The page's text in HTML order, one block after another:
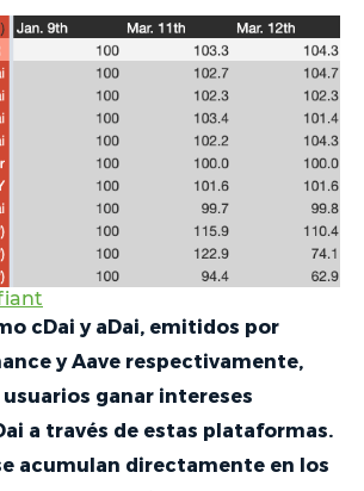
cDai y aDai, emitidos por
y Aave respectivamente,
ganar intereses
a través de estas plataformas.
acumulan directamente en los